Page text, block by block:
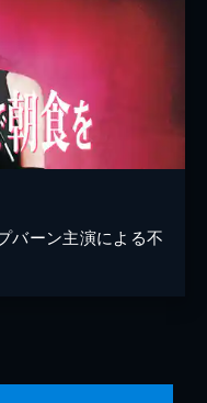
バーン主演による不